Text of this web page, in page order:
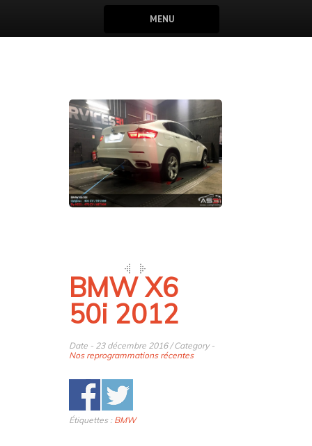
MENU
BMW X6
50i 2012
Date - 23 décembre 2016 / Category -
Nos reprogrammations récentes
Étiquettes : BMW